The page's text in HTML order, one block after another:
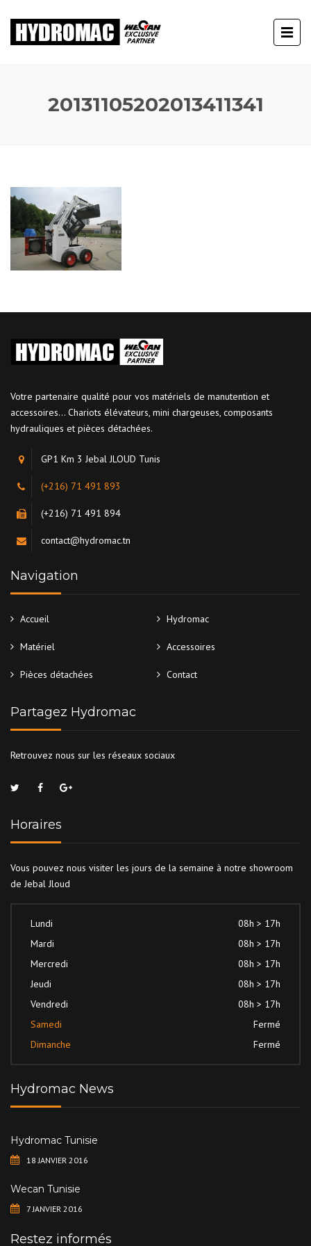
20131105202013411341
Votre partenaire qualité pour vos matériels de manutention et
accessoires... Chariots élévateurs, mini chargeuses, composants
hydrauliques et pièces détachées.
GP1 Km 3 Jebal JLOUD Tunis
(+216) 71 491 893
(+216) 71 491 894
contact@hydromac.tn
Navigation
Accueil Hydromac
Matériel Accessoires
Pièces détachées Contact
Partagez Hydromac
Retrouvez nous sur les réseaux sociaux
Horaires
Vous pouvez nous visiter les jours de la semaine à notre showroom
de Jebal Jloud
Lundi
08h > 17h
Mardi
08h > 17h
Mercredi
08h > 17h
Jeudi
08h > 17h
Vendredi
08h > 17h
Samedi
Fermé
Dimanche
Fermé
Hydromac News
Hydromac Tunisie
18 JANVIER 2016
Wecan Tunisie
7 JANVIER 2016
Restez informés